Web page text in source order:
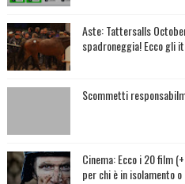
Aste: Tattersalls
spadroneggia! Ecco gli
Scommetti
Cinema: Ecco i 20 film
per chi è in isolamento